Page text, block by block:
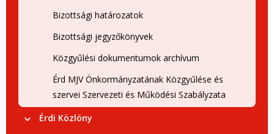
Bizottsági határozatok
Bizottsági jegyzőkönyvek
Közgyűlési dokumentumok archívum
Érd MJV Önkormányzatának Közgyűlése és
szervei Szervezeti és Működési Szabályzata
Érdi Közlöny